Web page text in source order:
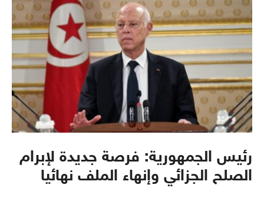
رئيس الجمهورية: فرصة جديدة لإبرام
الصلح الجزائي وإنهاء الملف نهائيا